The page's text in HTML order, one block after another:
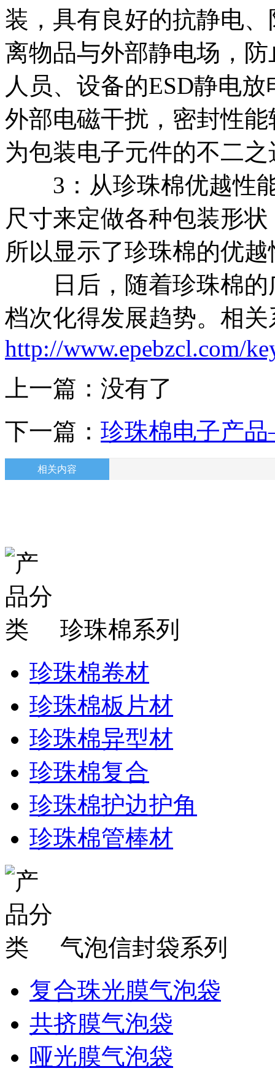
装，具有良好的抗静电
离物品与外部静电场，
人员、设备的ESD静电
外部电磁干扰，密封性
为包装电子元件的不二之
3：从珍珠棉优越性能
尺寸来定做各种包装形
所以显示了珍珠棉的优
日后，随着珍珠棉的
档次化得发展趋势。相
http://www.epebzcl.com/
上一篇：没有了
下一篇： 珍珠棉电子产
相关内容
珍珠棉系列
珍珠棉卷材
珍珠棉板片材
珍珠棉异型材
珍珠棉复合
珍珠棉护边护角
珍珠棉管棒材
气泡信封袋系列
复合珠光膜气泡袋
共挤膜气泡袋
哑光膜气泡袋